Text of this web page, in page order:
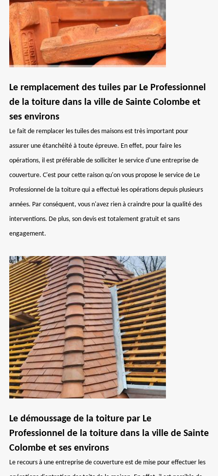
Le remplacement des tuiles par Le Professionnel
de la toiture dans la ville de Sainte Colombe et
ses environs
Le fait de remplacer les tuiles des maisons est très important pour
assurer une étanchéité à toute épreuve. En effet, pour faire les
opérations, il est préférable de solliciter le service d'une entreprise de
couverture. C'est pour cette raison qu'on vous propose le service de Le
Professionnel de la toiture qui a effectué les opérations depuis plusieurs
années. Par conséquent, vous n'avez rien à craindre pour la qualité des
interventions. De plus, son devis est totalement gratuit et sans
engagement.
Le démoussage de la toiture par Le
Professionnel de la toiture dans la ville de Sainte
Colombe et ses environs
Le recours à une entreprise de couverture est de mise pour effectuer les